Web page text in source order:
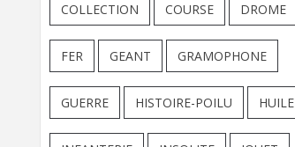
COLLECTION COURSE DROME
FER GEANT GRAMOPHONE
GUERRE HISTOIRE-POILU HUILE